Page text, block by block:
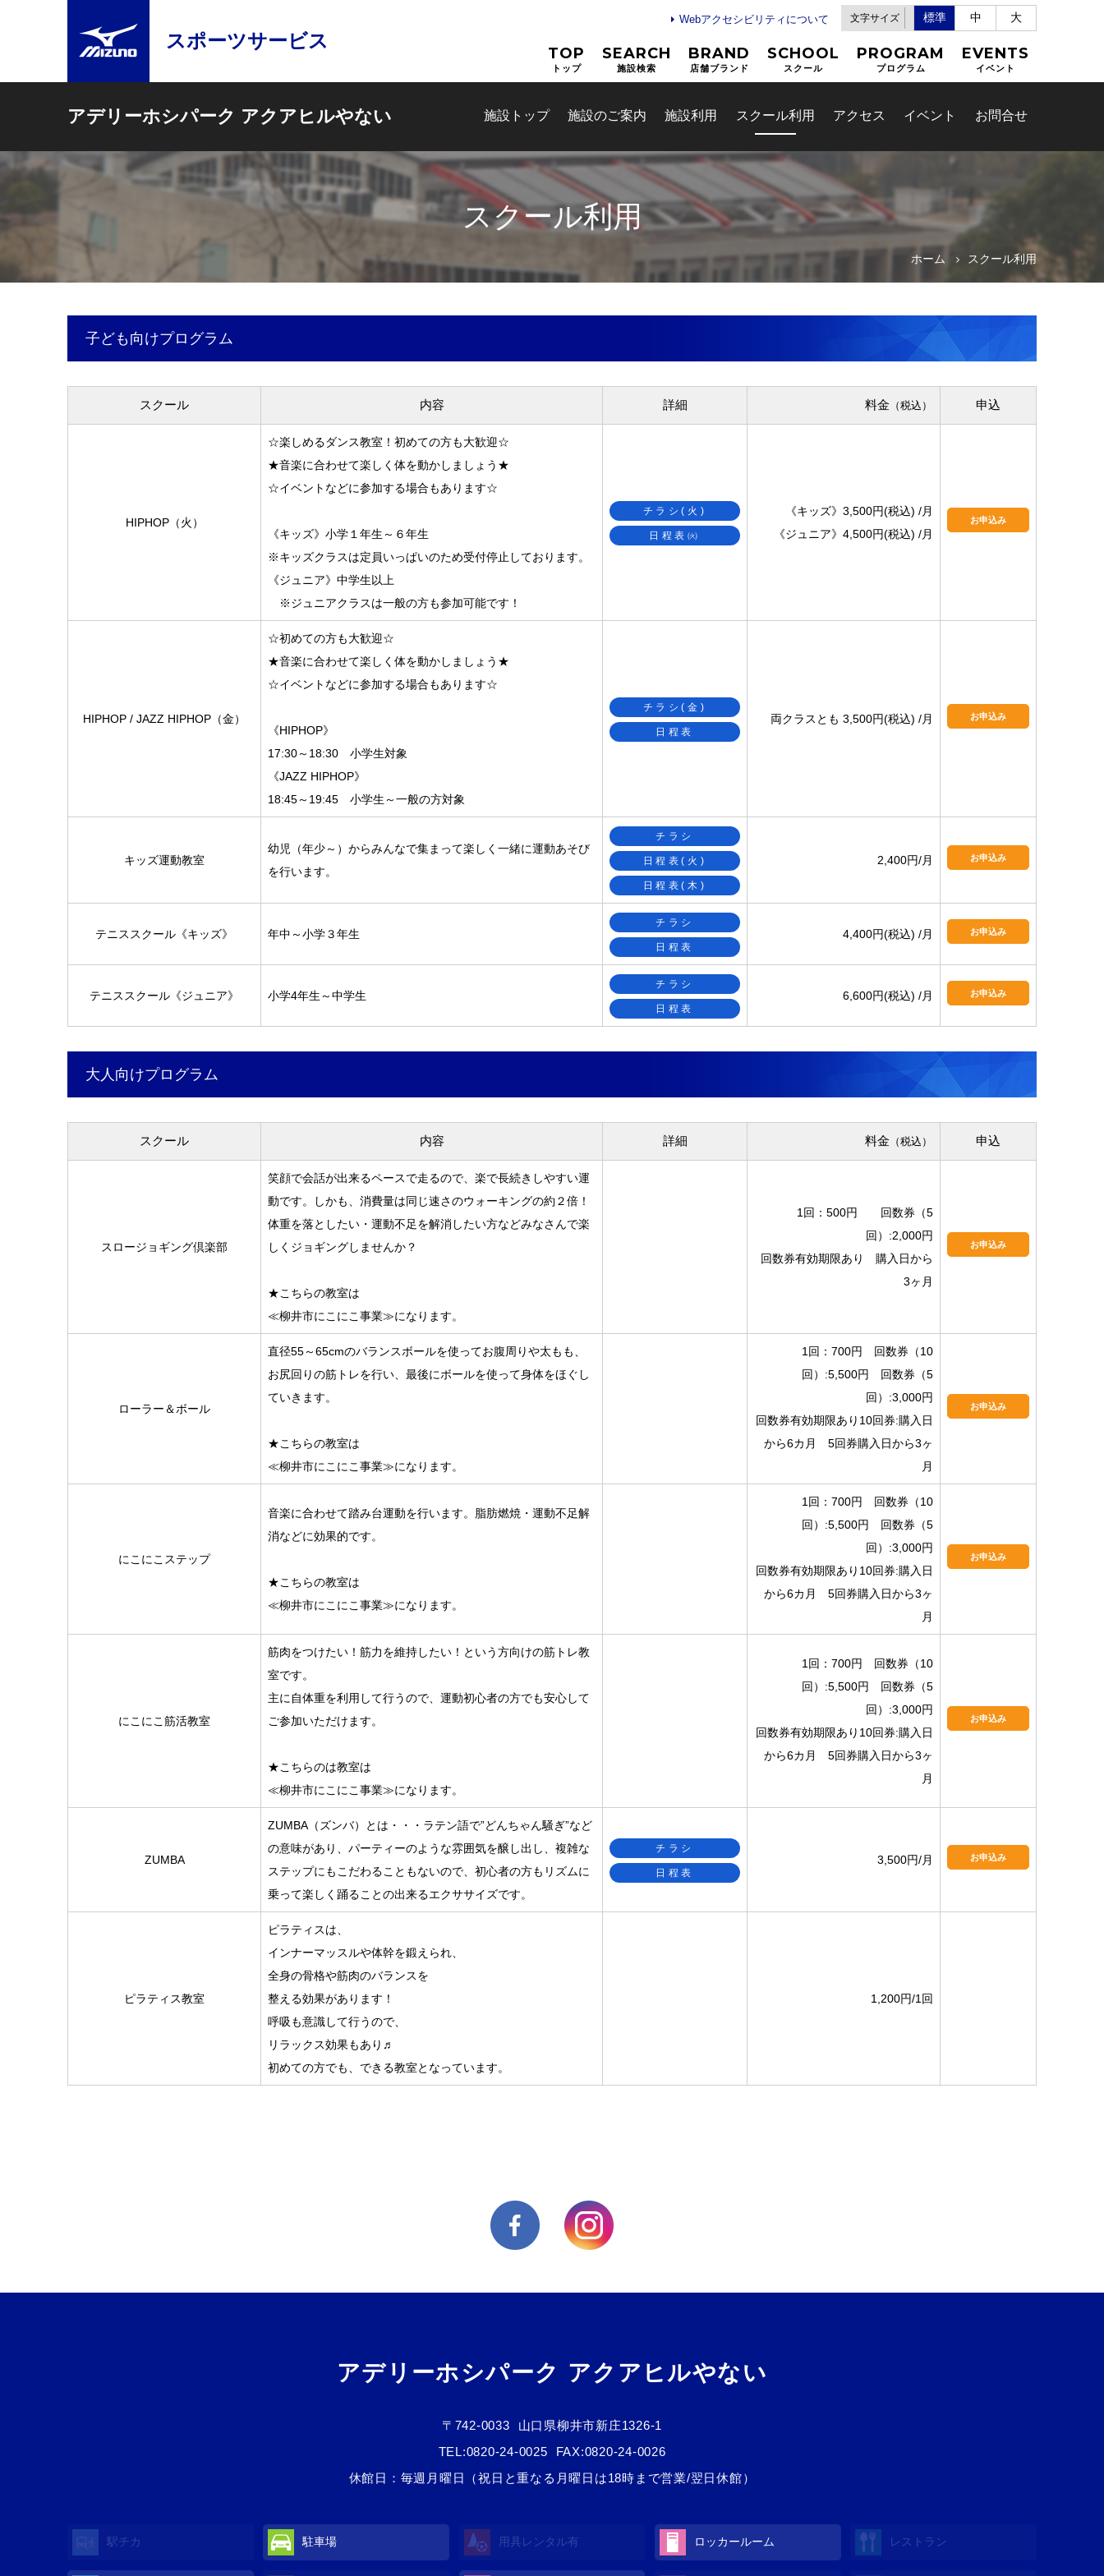
スポーツサービス
文字サイズ 標準 中 大
Webアクセシビリティについて
TOP
トップ
SEARCH
施設検索
BRAND
店舗ブランド
SCHOOL
スクール
PROGRAM
プログラム
EVENTS
イベント
アデリーホシパーク アクアヒルやない 施設トップ 施設のご案内 施設利用 スクール利用 アクセス イベント お問合せ
スクール利用
ホーム スクール利用
子ども向けプログラム
スクール 内容 詳細 料金 （税込） 申込
HIPHOP（火）
☆楽しめるダンス教室！初めての方も大歓迎☆
★音楽に合わせて楽しく体を動かしましょう★
☆イベントなどに参加する場合もあります☆
《キッズ》小学１年生～６年生
※キッズクラスは定員いっぱいのため受付停止しております。
《ジュニア》中学生以上
※ジュニアクラスは一般の方も参加可能です！
チラシ(火)
日程表㈫
《キッズ》3,500円(税込) /月
《ジュニア》4,500円(税込) /月
お申込み
HIPHOP / JAZZ HIPHOP（金）
☆初めての方も大歓迎☆
★音楽に合わせて楽しく体を動かしましょう★
☆イベントなどに参加する場合もあります☆
《HIPHOP》
17:30～18:30 小学生対象
《JAZZ HIPHOP》
18:45～19:45 小学生～一般の方対象
チラシ(金)
日程表
両クラスとも 3,500円(税込) /月 お申込み
キッズ運動教室
幼児（年少～）からみんなで集まって楽しく一緒に運動あそび
を行います。
チラシ
日程表(火)
日程表(木)
2,400円/月 お申込み
テニススクール《キッズ》 年中～小学３年生
チラシ
日程表
4,400円(税込) /月 お申込み
テニススクール《ジュニア》 小学4年生～中学生
チラシ
日程表
6,600円(税込) /月 お申込み
大人向けプログラム
スクール 内容 詳細 料金 （税込） 申込
スロージョギング倶楽部
笑顔で会話が出来るペースで走るので、楽で長続きしやすい運
動です。しかも、消費量は同じ速さのウォーキングの約２倍！
体重を落としたい・運動不足を解消したい方などみなさんで楽
しくジョギングしませんか？
★こちらの教室は
≪柳井市にこにこ事業≫になります。
1回：500円 回数券（5
回）:2,000円
回数券有効期限あり 購入日から
3ヶ月
お申込み
ローラー＆ボール
直径55～65cmのバランスボールを使ってお腹周りや太もも、
お尻回りの筋トレを行い、最後にボールを使って身体をほぐし
ていきます。
★こちらの教室は
≪柳井市にこにこ事業≫になります。
1回：700円 回数券（10
回）:5,500円 回数券（5
回）:3,000円
回数券有効期限あり10回券:購入日
から6カ月 5回券購入日から3ヶ
月
お申込み
にこにこステップ
音楽に合わせて踏み台運動を行います。脂肪燃焼・運動不足解
消などに効果的です。
★こちらの教室は
≪柳井市にこにこ事業≫になります。
1回：700円 回数券（10
回）:5,500円 回数券（5
回）:3,000円
回数券有効期限あり10回券:購入日
から6カ月 5回券購入日から3ヶ
月
お申込み
にこにこ筋活教室
筋肉をつけたい！筋力を維持したい！という方向けの筋トレ教
室です。
主に自体重を利用して行うので、運動初心者の方でも安心して
ご参加いただけます。
★こちらのは教室は
≪柳井市にこにこ事業≫になります。
1回：700円 回数券（10
回）:5,500円 回数券（5
回）:3,000円
回数券有効期限あり10回券:購入日
から6カ月 5回券購入日から3ヶ
月
お申込み
ZUMBA
ZUMBA（ズンバ）とは・・・ラテン語で”どんちゃん騒ぎ”など
の意味があり、パーティーのような雰囲気を醸し出し、複雑な
ステップにもこだわることもないので、初心者の方もリズムに
乗って楽しく踊ることの出来るエクササイズです。
チラシ
日程表
3,500円/月 お申込み
ピラティス教室
ピラティスは、
インナーマッスルや体幹を鍛えられ、
全身の骨格や筋肉のバランスを
整える効果があります！
呼吸も意識して行うので、
リラックス効果もあり♬
初めての方でも、できる教室となっています。
1,200円/1回
アデリーホシパーク アクアヒルやない
〒742-0033
山口県柳井市新庄1326-1
TEL:0820-24-0025
FAX:0820-24-0026
休館日：毎週月曜日（祝日と重なる月曜日は18時まで営業/翌日休館）
駅チカ 駐車場 用具レンタル有 ロッカールーム レストラン